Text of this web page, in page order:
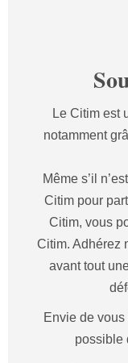
Le Citim est
notamment
Même s’il
Citim pour
Citim, vous
Citim. Adhérez
avant tout
Envie de
possible